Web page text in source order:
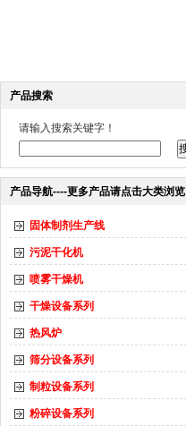
产品搜索
请输入搜索关键字！
产品导航----更多产品请点击大类浏览
固体制剂生产线
污泥干化机
喷雾干燥机
干燥设备系列
热风炉
筛分设备系列
制粒设备系列
粉碎设备系列